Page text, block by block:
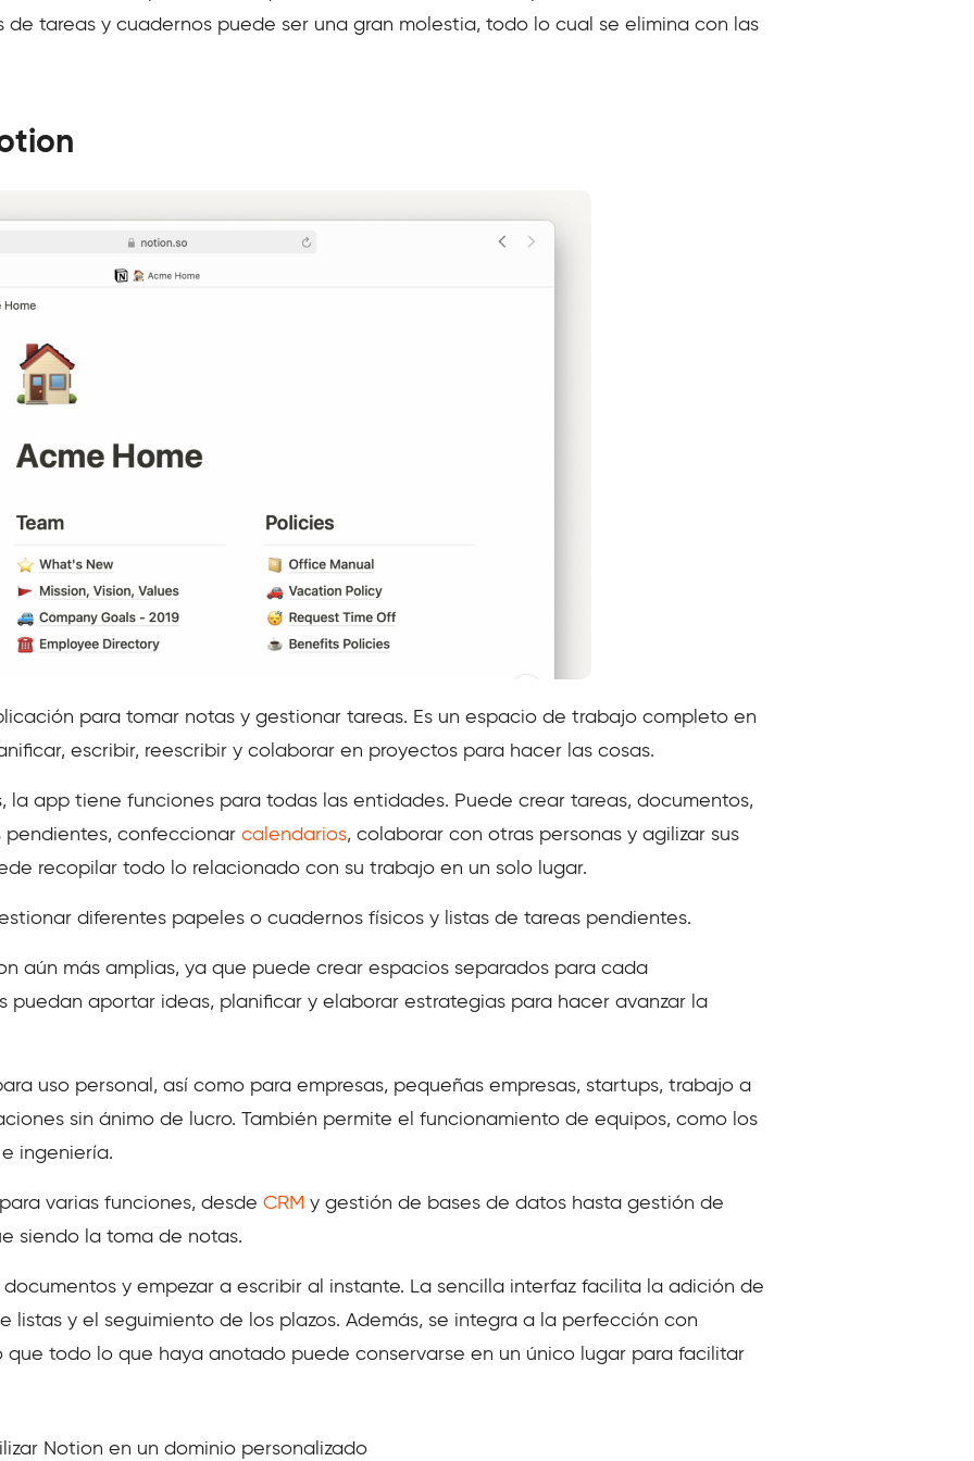
de tareas y cuadernos puede ser una gran molestia, todo lo cual se elimina con las
para tomar notas y gestionar tareas. Es un espacio de trabajo completo en
escribir, reescribir y colaborar en proyectos para hacer las cosas.
la app tiene funciones para todas las entidades. Puede crear tareas, documentos,
confeccionar calendarios, colaborar con otras personas y agilizar sus
recopilar todo lo relacionado con su trabajo en un solo lugar.
diferentes papeles o cuadernos físicos y listas de tareas pendientes.
aún más amplias, ya que puede crear espacios separados para cada
puedan aportar ideas, planificar y elaborar estrategias para hacer avanzar la
uso personal, así como para empresas, pequeñas empresas, startups, trabajo a
sin ánimo de lucro. También permite el funcionamiento de equipos, como los
ingeniería.
varias funciones, desde CRM y gestión de bases de datos hasta gestión de
siendo la toma de notas.
y empezar a escribir al instante. La sencilla interfaz facilita la adición de
listas y el seguimiento de los plazos. Además, se integra a la perfección con
que todo lo que haya anotado puede conservarse en un único lugar para facilitar
Notion en un dominio personalizado